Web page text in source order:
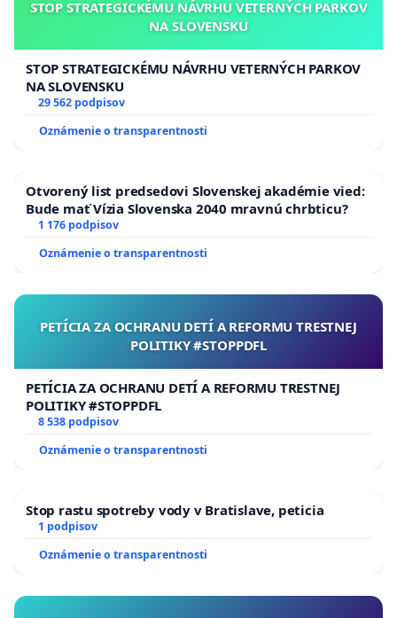
STOP STRATEGICKÉMU NÁVRHU VETERNÝCH PARKOV
NA SLOVENSKU
STOP STRATEGICKÉMU NÁVRHU VETERNÝCH PARKOV
NA SLOVENSKU
29 562 podpisov
Oznámenie o transparentnosti
Otvorený list predsedovi Slovenskej akadémie vied:
Bude mať Vízia Slovenska 2040 mravnú chrbticu?
1 176 podpisov
Oznámenie o transparentnosti
PETÍCIA ZA OCHRANU DETÍ A REFORMU TRESTNEJ
POLITIKY #STOPPDFL
PETÍCIA ZA OCHRANU DETÍ A REFORMU TRESTNEJ
POLITIKY #STOPPDFL
8 538 podpisov
Oznámenie o transparentnosti
Stop rastu spotreby vody v Bratislave, peticia
1 podpisov
Oznámenie o transparentnosti